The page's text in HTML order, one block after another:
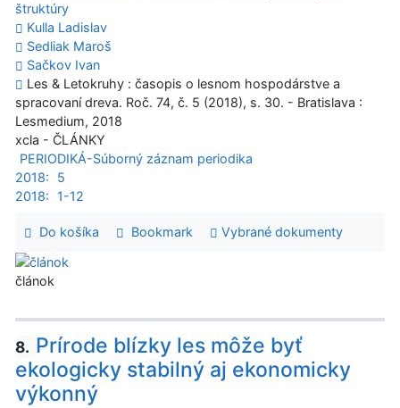
štruktúry
Kulla Ladislav
Sedliak Maroš
Sačkov Ivan
Les & Letokruhy : časopis o lesnom hospodárstve a
spracovaní dreva. Roč. 74, č. 5 (2018), s. 30. - Bratislava :
Lesmedium, 2018
xcla - ČLÁNKY
PERIODIKÁ-Súborný záznam periodika
2018:
5
2018:
1-12
Do košíka Bookmark Vybrané dokumenty
článok
8. Prírode blízky les môže byť
ekologicky stabilný aj ekonomicky
výkonný